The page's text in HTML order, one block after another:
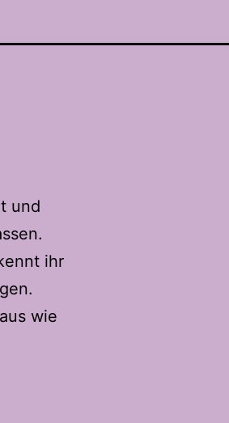
und
ihr
wie